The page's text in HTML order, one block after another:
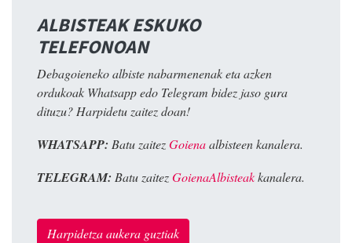
ALBISTEAK ESKUKO
TELEFONOAN
Debagoieneko albiste nabarmenenak eta azken
ordukoak Whatsapp edo Telegram bidez jaso gura
dituzu? Harpidetu zaitez doan!
WHATSAPP: Batu zaitezGoienaalbisteen kanalera.
TELEGRAM: Batu zaitezGoienaAlbisteakkanalera.
Harpidetza aukera guztiak